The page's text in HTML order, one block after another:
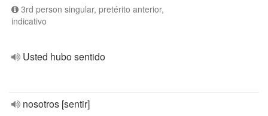
3rd person singular, pretérito anterior,
indicativo
Usted hubo sentido
nosotros [sentir]